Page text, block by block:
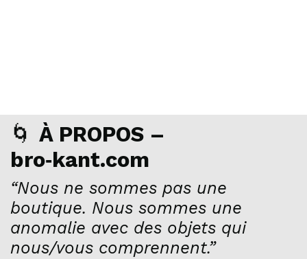
🌀 À PROPOS –
bro‑kant.com
“Nous ne sommes pas une
boutique. Nous sommes une
anomalie avec des objets qui
nous/vous comprennent.”